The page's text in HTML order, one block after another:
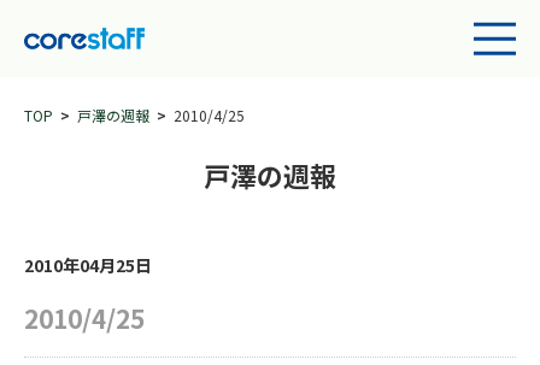
TOP 戸澤の週報 2010/4/25
戸澤の週報
2010年04月25日
2010/4/25